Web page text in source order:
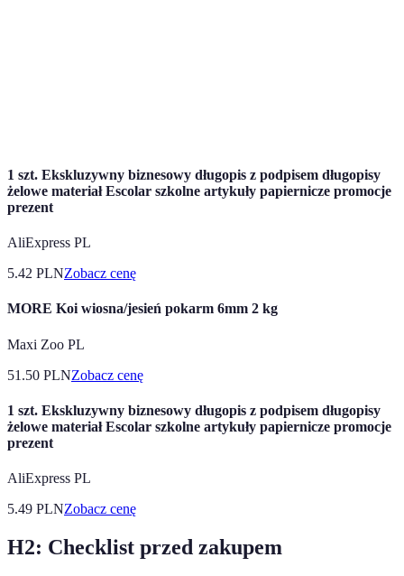
1 szt. Ekskluzywny biznesowy długopis z podpisem długopisy
żelowe materiał Escolar szkolne artykuły papiernicze promocje
prezent
AliExpress PL
5.42 PLNZobacz cenę
MORE Koi wiosna/jesień pokarm 6mm 2 kg
Maxi Zoo PL
51.50 PLNZobacz cenę
1 szt. Ekskluzywny biznesowy długopis z podpisem długopisy
żelowe materiał Escolar szkolne artykuły papiernicze promocje
prezent
AliExpress PL
5.49 PLNZobacz cenę
H2: Checklist przed zakupem